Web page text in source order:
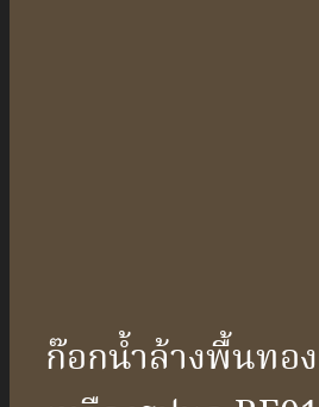
ก๊อกน้ำล้างพื้นทอง